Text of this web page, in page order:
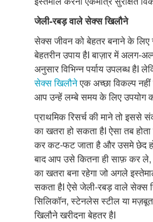
जेली-रबड़ वाले सेक्स खिलौने
सेक्स जीवन को बेहतर बनाने के
बेहतरीन उपाय हैI बाज़ार में अलग-
अनुसार विभिन्न पर्याय उपलब्ध हैI
सेक्स खिलौनेएक अच्छा विकल्प
आप उन्हें लम्बे समय के लिए उपयोग
प्राथमिक रिसर्च की माने तो इससे
का खतरा हो सकता हैI ऐसा तब
कर कट-फट जाता है और उसमे छेद
बाद आप उसे कितना ही साफ़ कर ले,
का खतरा बना रहेगा जो अगले
सकता हैI ऐसे जेली-रबड़ वाले सेक्स
सिलिकॉन, स्टेनलेस स्टील या मज़बूत
खिलौने खरीदना बेहतर हैI